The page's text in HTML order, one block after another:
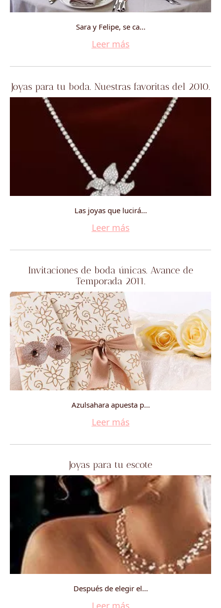
Sara y Felipe, se ca...
Leer más
Joyas para tu boda. Nuestras favoritas del 2010.
Las joyas que lucirá...
Leer más
Invitaciones de boda únicas. Avance de
Temporada 2011.
Azulsahara apuesta p...
Leer más
Joyas para tu escote
Después de elegir el...